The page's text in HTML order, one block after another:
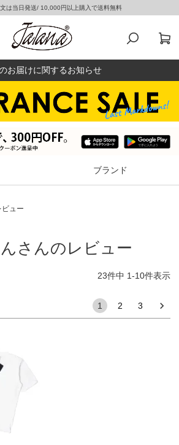
は当日発送/ 10,000円以上購入で送料無料
お届けに関するお知らせ
ブランド
ビュー
さんのレビュー
23件中 1-10件表示
1 2 3